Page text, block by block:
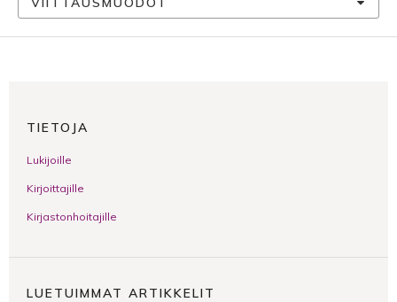
TIETOJA
Lukijoille
Kirjoittajille
Kirjastonhoitajille
LUETUIMMAT ARTIKKELIT